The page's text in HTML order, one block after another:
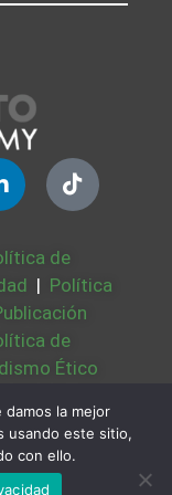
de
| Política
de
Ético
Legales |
| Sobre
la mejor
usando este sitio,
con ello.